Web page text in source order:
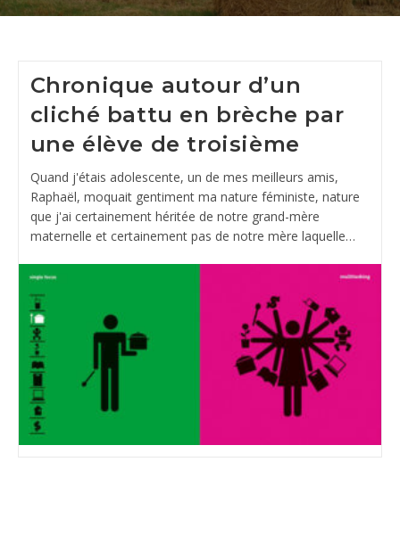
Chronique autour d’un
cliché battu en brèche par
une élève de troisième
Quand j'étais adolescente, un de mes meilleurs amis,
Raphaël, moquait gentiment ma nature féministe, nature
que j'ai certainement héritée de notre grand-mère
maternelle et certainement pas de notre mère laquelle…